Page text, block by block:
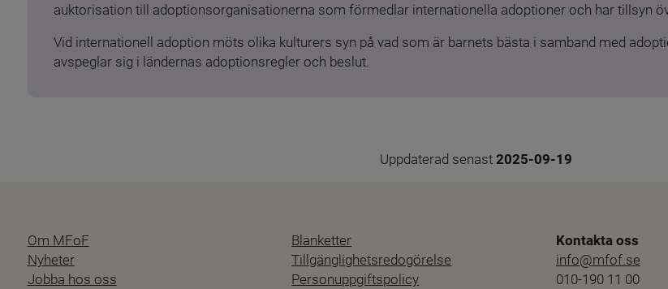
auktorisation till adoptionsorganisationerna som förmedlar internationella adoptioner och har tillsyn
Vid internationell adoption möts olika kulturers syn på vad som är barnets bästa i samband med
avspeglar sig i ländernas adoptionsregler och beslut.
Uppdaterad senast 2025-09-19
Om MFoF
Nyheter
Jobba hos oss
Blanketter
Tillgänglighetsredogörelse
Personuppgiftspolicy
Kontakta oss
info@mfof.se
010-190 11 00